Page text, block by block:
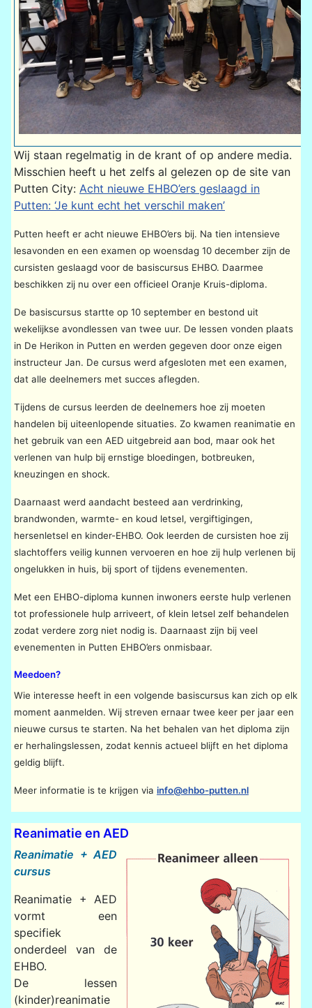
Wij staan regelmatig in de krant of op andere media.
Misschien heeft u het zelfs al gelezen op de site van
Putten City: Acht nieuwe EHBO’ers geslaagd in
Putten: ‘Je kunt echt het verschil maken’
Putten heeft er acht nieuwe EHBO’ers bij. Na tien intensieve
lesavonden en een examen op woensdag 10 december zijn de
cursisten geslaagd voor de basiscursus EHBO. Daarmee
beschikken zij nu over een officieel Oranje Kruis-diploma.
De basiscursus startte op 10 september en bestond uit
wekelijkse avondlessen van twee uur. De lessen vonden plaats
in De Herikon in Putten en werden gegeven door onze eigen
instructeur Jan. De cursus werd afgesloten met een examen,
dat alle deelnemers met succes aflegden.
Tijdens de cursus leerden de deelnemers hoe zij moeten
handelen bij uiteenlopende situaties. Zo kwamen reanimatie en
het gebruik van een AED uitgebreid aan bod, maar ook het
verlenen van hulp bij ernstige bloedingen, botbreuken,
kneuzingen en shock.
Daarnaast werd aandacht besteed aan verdrinking,
brandwonden, warmte- en koud letsel, vergiftigingen,
hersenletsel en kinder-EHBO. Ook leerden de cursisten hoe zij
slachtoffers veilig kunnen vervoeren en hoe zij hulp verlenen bij
ongelukken in huis, bij sport of tijdens evenementen.
Met een EHBO-diploma kunnen inwoners eerste hulp verlenen
tot professionele hulp arriveert, of klein letsel zelf behandelen
zodat verdere zorg niet nodig is. Daarnaast zijn bij veel
evenementen in Putten EHBO’ers onmisbaar.
Meedoen?
Wie interesse heeft in een volgende basiscursus kan zich op elk
moment aanmelden. Wij streven ernaar twee keer per jaar een
nieuwe cursus te starten. Na het behalen van het diploma zijn
er herhalingslessen, zodat kennis actueel blijft en het diploma
geldig blijft.
Meer informatie is te krijgen via info@ehbo-putten.nl
Reanimatie en AED
Reanimatie + AED
cursus
Reanimatie + AED
vormt een
specifiek
onderdeel van de
EHBO.
De lessen
(kinder)reanimatie